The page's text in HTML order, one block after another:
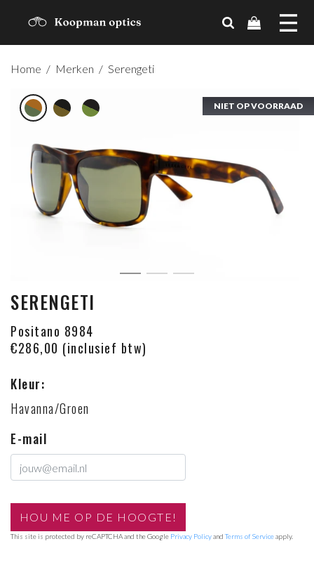
MERKEN
TRENDS
OVER ONS
CONTACT
ACCOUNT
Home / Merken / Serengeti
NIET OP VOORRAAD
NIET OP VOORRAAD
NIET OP VOORRAAD
SERENGETI
Positano 8984
€286,00 (inclusief btw)
Kleur:
Havanna/Groen
E-mail
This site is protected by reCAPTCHA and the Google Privacy PolicyandTerms of Serviceapply.